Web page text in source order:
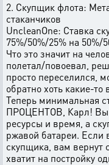
2. Скупщик флота:
стаканчиков
UncleanOne: Ставка
75%/50%/25% на 50%/
Что это значит на
полетал/повоевал,
просто переселился,
обратно хоть какие-
Теперь минимальная
ПРОЦЕНТОВ, Карл! Вы
ресурсы и время, а
ржавой батареи. Если
скупщика, вам вернут
хватит на постройку